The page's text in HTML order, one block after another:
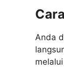
Anda